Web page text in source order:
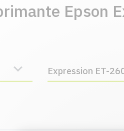
Epson
Expression ET-